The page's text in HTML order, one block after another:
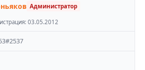
Администратор
03.05.2012
#2537